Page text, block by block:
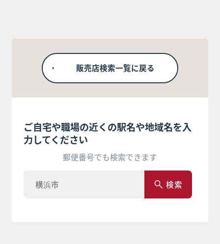
販売店検索一覧に戻る
ご自宅や職場の近くの駅名や地域名を入
力してください
郵便番号でも検索できます
検索